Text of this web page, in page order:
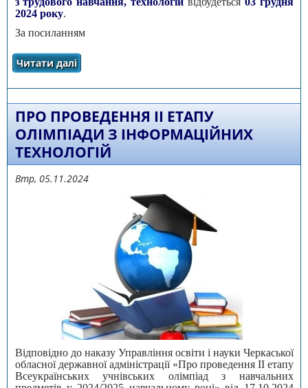
2024 року.
За посиланням
Читати далі
олімпіади з трудового навчання, технологій
ПРО ПРОВЕДЕННЯ ІІ ЕТАПУ
ОЛІМПІАДИ З ІНФОРМАЦІЙНИХ
ТЕХНОЛОГІЙ
Втр, 05.11.2024
Відповідно до наказу Управління освіти і науки Черкаської
обласної державної адміністрації «Про проведення ІІ етапу
Всеукраїнських учнівських олімпіад з навчальних